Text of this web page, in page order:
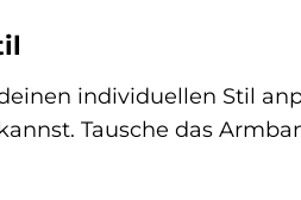
individuellen Stil
Tausche das